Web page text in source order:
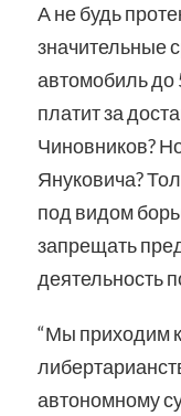
А не будь
значительные
автомобиль до
платит за
Чиновников?
Януковича?
под видом
запрещать
деятельность
“Мы приходим
автономному